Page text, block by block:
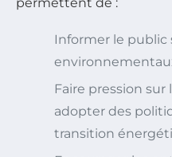
Informer le public
Faire pression
adopter des
transition